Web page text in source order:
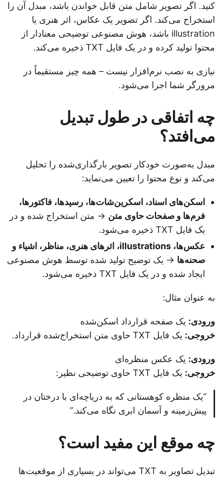
کنید. اگر تصویر شامل متن قابل خواندن باشد، مبدل آن را
استخراج می‌کند. اگر تصویر یک عکاس، اثر هنری یا
illustration باشد، هوش مصنوعی توضیحی معنادار از
محتوا تولید کرده و در یک فایل TXT ذخیره می‌کند.
نیازی به نصب نرم‌افزار نیست – همه چیز مستقیماً در
مرورگر شما اجرا می‌شود.
چه اتفاقی در طول تبدیل
می‌افتد؟
مبدل به‌صورت خودکار تصویر بارگذاری‌شده را تحلیل
می‌کند و نوع محتوا را تعیین می‌نماید:
اسکن‌های اسناد، اسکرین‌شات‌ها، رسیدها، فاکتورها،
فرم‌ها و صفحات حاوی متن → متن استخراج شده و در
یک فایل TXT ذخیره می‌شود.
عکس‌ها، illustrations، اثرهای هنری، مناظر، اشیاء و
صحنه‌ها → یک توضیح تولید شده توسط هوش مصنوعی
ایجاد شده و در یک فایل TXT ذخیره می‌شود.
به عنوان مثال:
ورودی: یک صفحه قرارداد اسکن‌شده
خروجی: یک فایل TXT حاوی متن استخراج‌شده قرارداد.
ورودی: یک عکس منظره‌ای
خروجی: یک فایل TXT حاوی توضیحی نظیر:
“یک منظره کوهستانی که به دریاچه‌ای با درختان در
پیش‌زمینه و آسمان ابری نگاه می‌کند.”
چه موقع این مفید است؟
تبدیل تصاویر به TXT می‌تواند در بسیاری از موقعیت‌ها